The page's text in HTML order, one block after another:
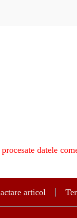
datele
articol